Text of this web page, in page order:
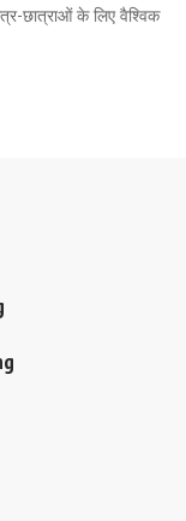
छात्राओं के लिए वैश्विक